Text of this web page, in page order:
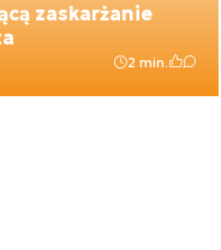
zaskarżanie
2 min.